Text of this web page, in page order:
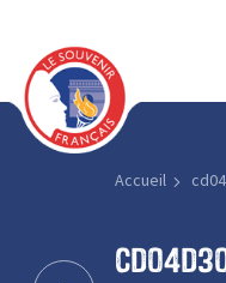
Accueil